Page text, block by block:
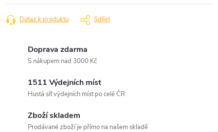
Dotaz k produktu Sdílet
Doprava zdarma
S nákupem nad 3000 Kč
1511 Výdejních míst
Hustá síť výdejních míst po celé ČR
Zboží skladem
Prodávané zboží je přímo na našem skladě